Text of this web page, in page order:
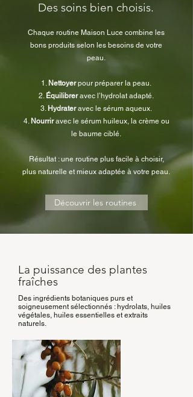
La Brume tonique thérapeutique -
Eau florale du Thé du Labrador
27,00 $
Le Sérum aqueux thérapeutique -
52,00 $
Le Sérum huileux
La Crème thérapeutique de luxe -
42,00 $
Des soins bien choisis.
Chaque routine Maison Luce combine les
bons produits selon les besoins de votre
peau.
1. Nettoyerpour préparer la peau.
2. Équilibreravec l’hydrolat adapté.
3. Hydrateravec le sérum aqueux.
4. Nourriravec le sérum huileux, la crème ou
le baume ciblé.
Résultat : une routine plus facile à choisir,
plus naturelle et mieux adaptée à votre peau.
Découvrir les routines
La puissance des plantes
fraîches
Des ingrédients botaniques purs et
soigneusement sélectionnés : hydrolats, huiles
végétales, huiles essentielles et extraits
naturels.